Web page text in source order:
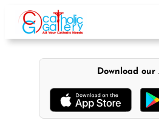
content
Download our